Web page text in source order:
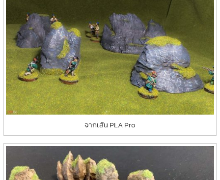
จากเส้น PLA Pro